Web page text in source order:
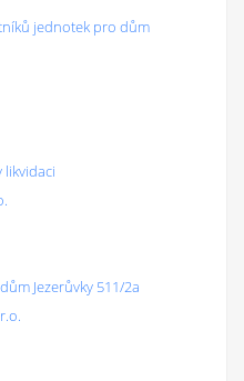
jednotek pro dům
likvidaci
Jezerůvky 511/2a